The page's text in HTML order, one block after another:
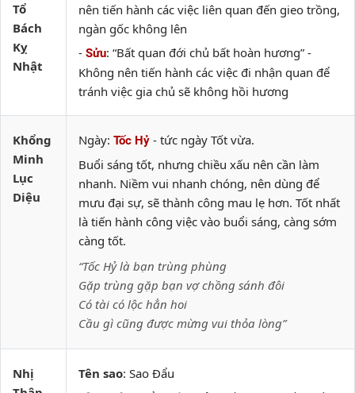
Tổ
Bách
Kỵ
Nhật
nên tiến hành các việc liên quan đến gieo trồng,
ngàn gốc không lên
- Sửu: “Bất quan đới chủ bất hoàn hương” -
Không nên tiến hành các việc đi nhận quan để
tránh việc gia chủ sẽ không hồi hương
Khổng
Minh
Lục
Diệu
Ngày: Tốc Hỷ - tức ngày Tốt vừa.
Buổi sáng tốt, nhưng chiều xấu nên cần làm
nhanh. Niềm vui nhanh chóng, nên dùng để
mưu đại sự, sẽ thành công mau lẹ hơn. Tốt nhất
là tiến hành công việc vào buổi sáng, càng sớm
càng tốt.
“Tốc Hỷ là bạn trùng phùng
Gặp trùng gặp bạn vợ chồng sánh đôi
Có tài có lộc hẳn hoi
Cầu gì cũng được mừng vui thỏa lòng”
Nhị
Tên sao: Sao Đẩu